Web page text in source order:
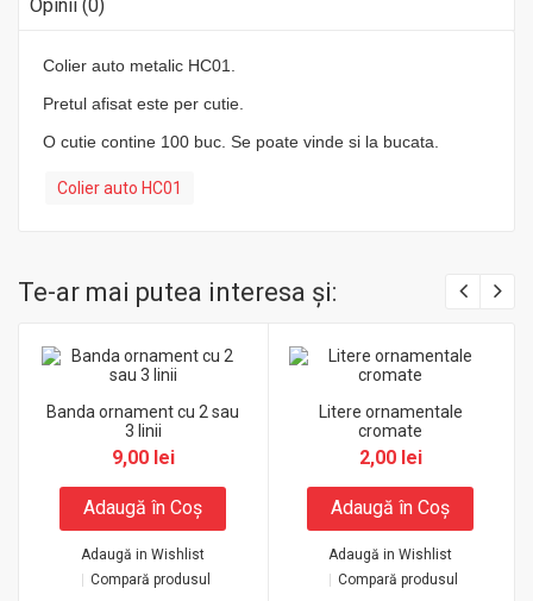
Opinii (0)
Colier auto metalic HC01.
Pretul afisat este per cutie.
O cutie contine 100 buc. Se poate vinde si la bucata.
Colier auto HC01
Te-ar mai putea interesa şi:
Banda ornament cu 2 sau
3 linii
9,00 lei
Adaugă în Coş
Adaugă in Wishlist
Compară produsul
Litere ornamentale
cromate
2,00 lei
Adaugă în Coş
Adaugă in Wishlist
Compară produsul